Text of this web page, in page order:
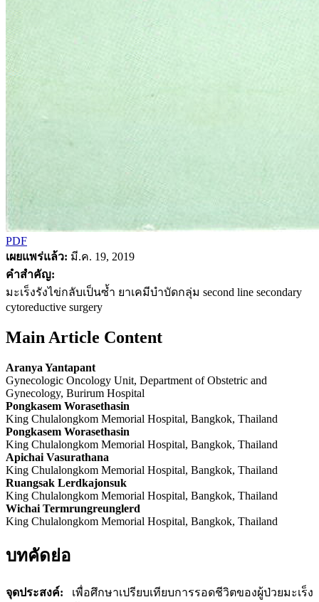
PDF
เผยแพร่แล้ว: มี.ค. 19, 2019
คำสำคัญ:
มะเร็งรังไข่กลับเป็นซ้ำ ยาเคมีบำบัดกลุ่ม second line secondary
cytoreductive surgery
Main Article Content
Aranya Yantapant
Gynecologic Oncology Unit, Department of Obstetric and
Gynecology, Burirum Hospital
Pongkasem Worasethasin
King Chulalongkom Memorial Hospital, Bangkok, Thailand
Pongkasem Worasethasin
King Chulalongkom Memorial Hospital, Bangkok, Thailand
Apichai Vasurathana
King Chulalongkom Memorial Hospital, Bangkok, Thailand
Ruangsak Lerdkajonsuk
King Chulalongkom Memorial Hospital, Bangkok, Thailand
Wichai Termrungreunglerd
King Chulalongkom Memorial Hospital, Bangkok, Thailand
บทคัดย่อ
จุดประสงค์: เพื่อศึกษาเปรียบเทียบการรอดชีวิตของผู้ป่วยมะเร็ง